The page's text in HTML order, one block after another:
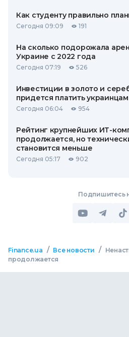
Как студенту правильно
Сегодня 09:09 191
На сколько подорожала
Украине с 2022 года
Сегодня 07:19 526
Инвестиции в золото и
придется платить украинцам
Сегодня 06:04 954
Рейтинг крупнейших ИТ-
продолжается, но
становится меньше
Сегодня 05:17 902
Подпишитесь
Finance.ua / Все новости /
продолжается